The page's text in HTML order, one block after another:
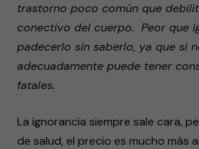
trastorno poco común que
conectivo del cuerpo. Peor que
padecerlo sin saberlo, ya que si
adecuadamente puede tener
fatales.
La ignorancia siempre sale cara,
de salud, el precio es mucho más